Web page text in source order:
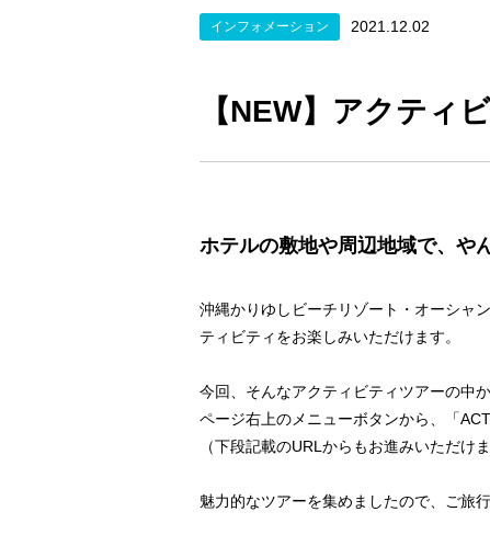
インフォメーション 2021.12.02
【NEW】アクティ
ホテルの敷地や周辺地域で、や
沖縄かりゆしビーチリゾート・オーシャ
ティビティをお楽しみいただけます。
今回、そんなアクティビティツアーの中
ページ右上のメニューボタンから、「
（下段記載のURLからもお進みいただけま
魅力的なツアーを集めましたので、ご旅